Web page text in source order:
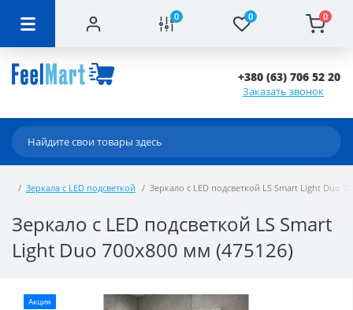
0 0 0
+380 (63) 706 52 20
Заказать звонок
Зеркала с LED подсветкой Зеркало с LED подсветкой LS Smart Light Duo
Зеркало с LED подсветкой LS Smart
Light Duo 700х800 мм (475126)
Акция